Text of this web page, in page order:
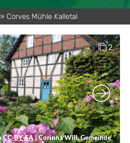
» Corves Mühle Kalletal